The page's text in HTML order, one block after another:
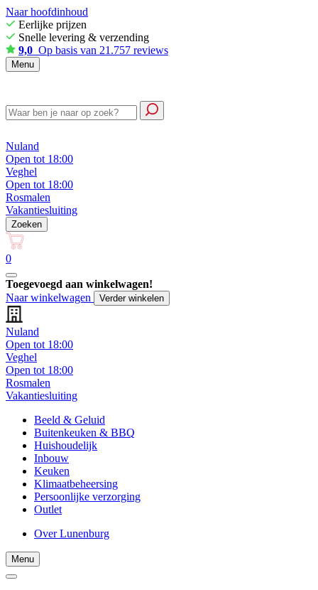
Naar hoofdinhoud
Eerlijke prijzen
Snelle levering & verzending
9,0 Op basis van 21.757 reviews
Menu
Nuland
Open tot 18:00
Veghel
Open tot 18:00
Rosmalen
Vakantiesluiting
Zoeken
0
Toegevoegd aan winkelwagen!
Naar winkelwagen
Verder winkelen
Nuland
Open tot 18:00
Veghel
Open tot 18:00
Rosmalen
Vakantiesluiting
Beeld & Geluid
Buitenkeuken & BBQ
Huishoudelijk
Inbouw
Keuken
Klimaatbeheersing
Persoonlijke verzorging
Outlet
Over Lunenburg
Menu